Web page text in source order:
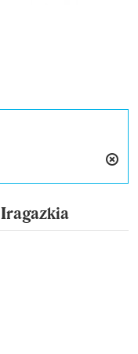
Iragazkia